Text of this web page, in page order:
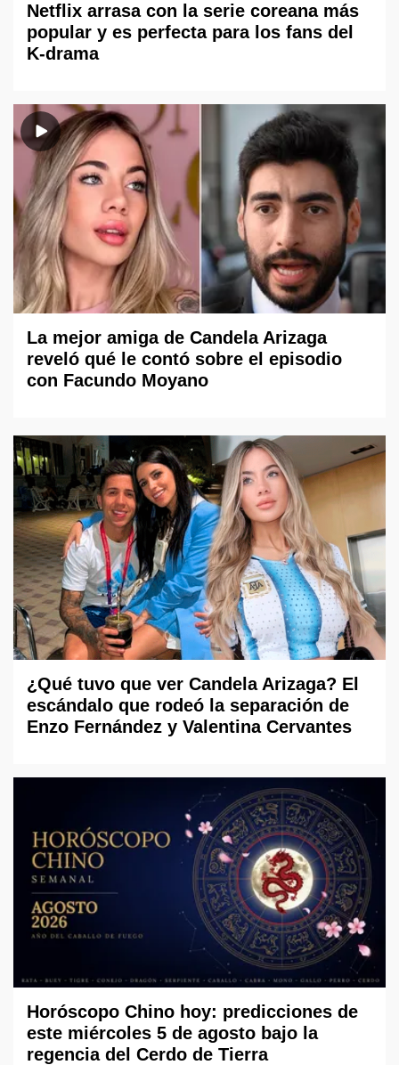
Netflix arrasa con la serie coreana más
popular y es perfecta para los fans del
K-drama
La mejor amiga de Candela Arizaga
reveló qué le contó sobre el episodio
con Facundo Moyano
¿Qué tuvo que ver Candela Arizaga? El
escándalo que rodeó la separación de
Enzo Fernández y Valentina Cervantes
Horóscopo Chino hoy: predicciones de
este miércoles 5 de agosto bajo la
regencia del Cerdo de Tierra